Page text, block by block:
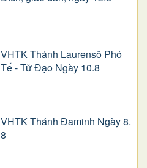
VHTK Thánh Laurensô Phó
Tế - Tử Đạo Ngày 10.8
VHTK Thánh Đaminh Ngày 8.
8